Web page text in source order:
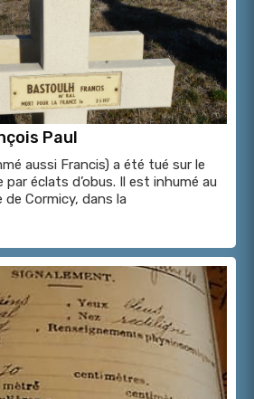
Paul
aussi Francis) a été tué sur le
éclats d’obus. Il est inhumé au
Cormicy, dans la